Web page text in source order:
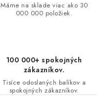
Máme na sklade viac ako 30
000 000 položiek.
100 000+ spokojných
zákazníkov.
Tisíce odoslaných balíkov a
spokojných zákazníkov.